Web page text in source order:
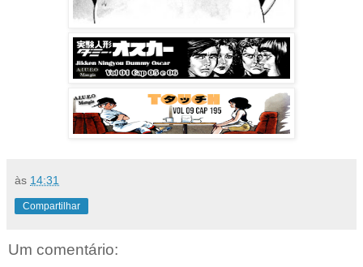
às 14:31
Compartilhar
Um comentário: